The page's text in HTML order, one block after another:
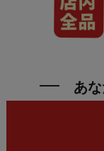
あ